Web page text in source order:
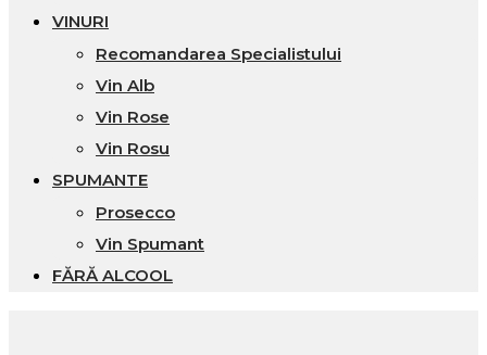
VINURI
Recomandarea Specialistului
Vin Alb
Vin Rose
Vin Rosu
SPUMANTE
Prosecco
Vin Spumant
FĂRĂ ALCOOL